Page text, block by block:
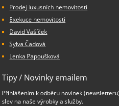
Prodej luxusních nemovitostí
Exekuce nemovitostí
David Vašíček
Sylva Čadová
Lenka Papoušková
Tipy / Novinky emailem
Přihlášením k odběru novinek
slev na naše výrobky a služby.